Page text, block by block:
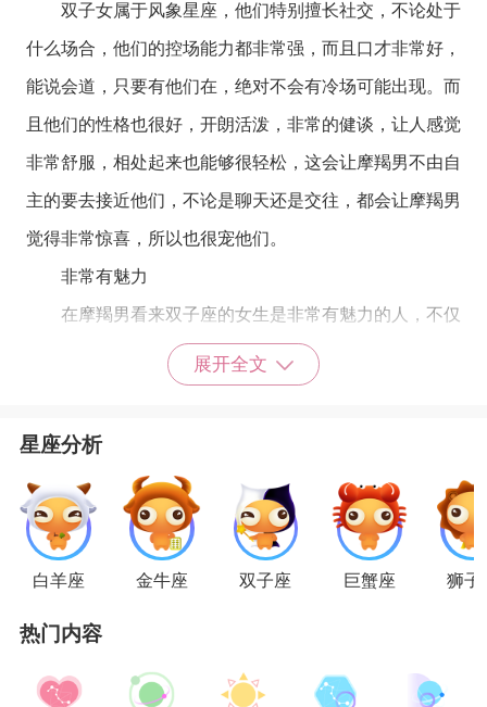
双子女属于风象星座 ，他们特别擅长社交，不论处于
什么场合，他们的控场能力都非常强，而且口才非常好，
能说会道，只要有他们在，绝对不会有冷场可能出现。而
且他们的性格也很好，开朗活泼，非常的健谈，让人感觉
非常舒服，相处起来也能够很轻松，这会让摩羯男不由自
主的要去接近他们，不论是聊天还是交往，都会让摩羯男
觉得非常惊喜，所以也很宠他们。
非常有魅力
在摩羯男看来双子座的女生是非常有魅力的人，不仅
仅是因为她们的颜值出众，更多的是有因为双子女一颗有
趣的灵魂。双子女性格开朗，活泼大方，待人非常友好，
女富有浪漫情怀，有时候像个小女生一样娇滴滴的，但是
有时候又像坚强独立的大女人，做事非常专注认真。
星座乐原创文章，转载需注明出处
展开全文
星座分析
白羊座 金牛座 双子座 巨蟹座 狮子
热门内容